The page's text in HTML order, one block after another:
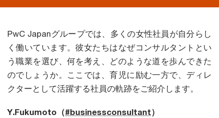
PwC Japanグループでは、多くの女性社員が自分らし
く働いています。彼女たちはなぜコンサルタントとい
う職業を選び、何を考え、どのような道を歩んできた
のでしょうか。ここでは、育児に励む一方で、ディレ
クターとして活躍する社員の軌跡をご紹介します。
Y.Fukumoto（#businessconsultant）